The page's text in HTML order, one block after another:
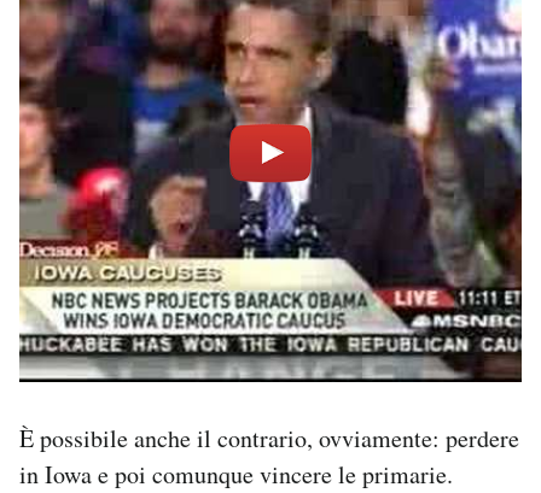
È possibile anche il contrario, ovviamente: perdere
in Iowa e poi comunque vincere le primarie.